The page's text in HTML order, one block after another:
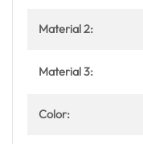
Material 2:
Material 3:
Color: